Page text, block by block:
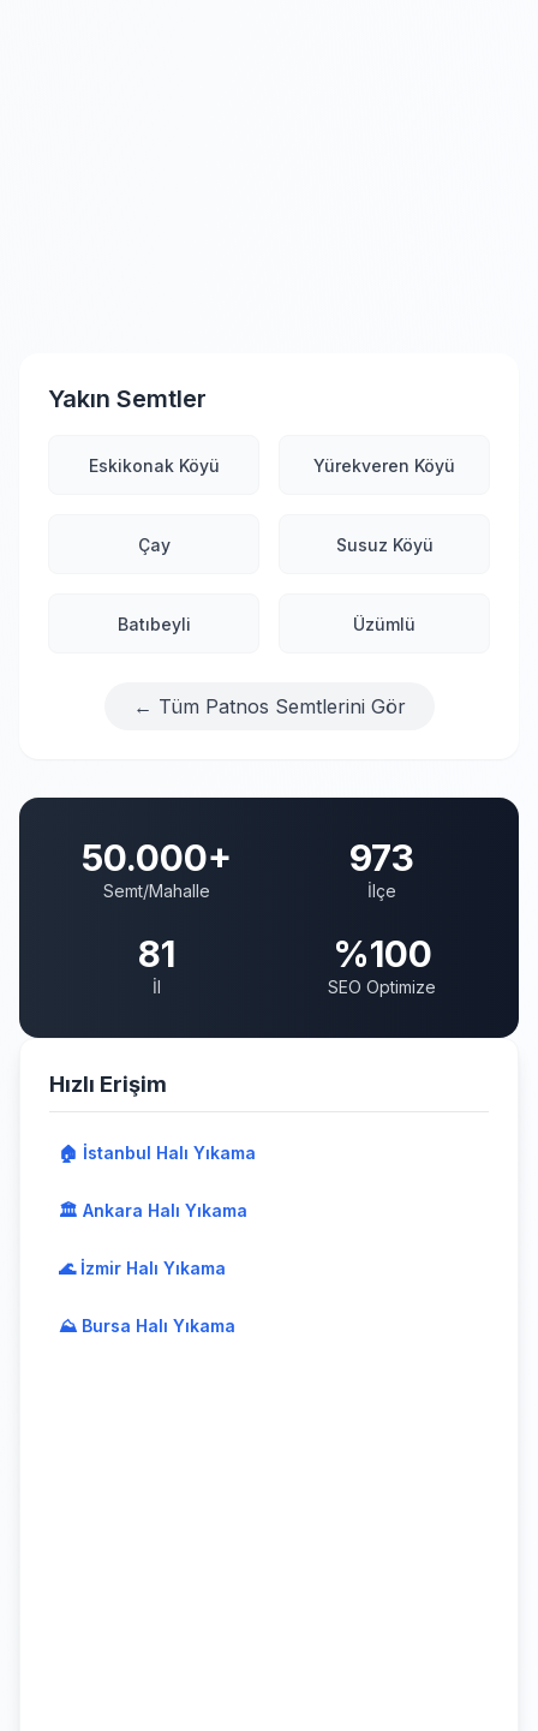
Yakın Semtler
Eskikonak Köyü Yürekveren Köyü
Çay Susuz Köyü
Batıbeyli Üzümlü
← Tüm Patnos Semtlerini Gör
50.000+
Semt/Mahalle
973
İlçe
81
İl
%100
SEO Optimize
Hızlı Erişim
🏠 İstanbul Halı Yıkama
🏛️ Ankara Halı Yıkama
🌊 İzmir Halı Yıkama
⛰️ Bursa Halı Yıkama